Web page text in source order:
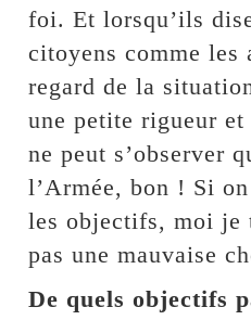
foi. Et lorsqu’ils
citoyens comme les
regard de la
une petite rigueur
ne peut s’observer
l’Armée, bon ! Si
les objectifs, moi je
pas une mauvaise
De quels objectifs